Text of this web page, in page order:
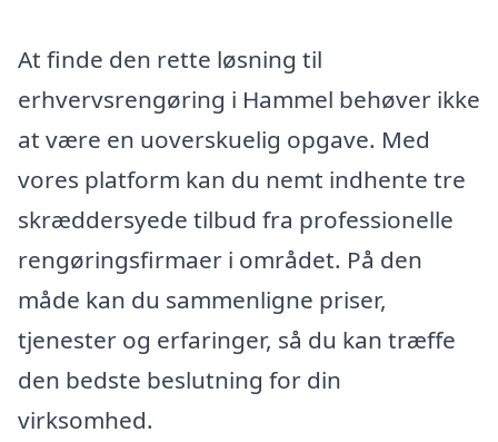
At finde den rette løsning til
erhvervsrengøring i Hammel behøver ikke
at være en uoverskuelig opgave. Med
vores platform kan du nemt indhente tre
skræddersyede tilbud fra professionelle
rengøringsfirmaer i området. På den
måde kan du sammenligne priser,
tjenester og erfaringer, så du kan træffe
den bedste beslutning for din
virksomhed.